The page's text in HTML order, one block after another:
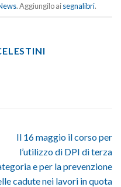
. Aggiungilo aisegnalibri.
Il 16 maggio il corso per
l’utilizzo di DPI di terza
e per la prevenzione
cadute nei lavori in quota